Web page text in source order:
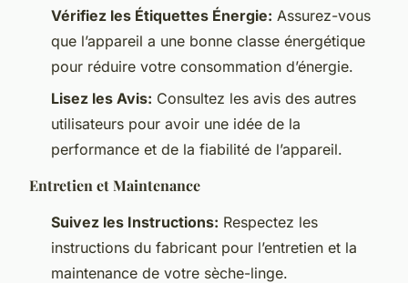
Vérifiez les Étiquettes Énergie: Assurez-vous
que l’appareil a une bonne classe énergétique
pour réduire votre consommation d’énergie.
Lisez les Avis: Consultez les avis des autres
utilisateurs pour avoir une idée de la
performance et de la fiabilité de l’appareil.
Entretien et Maintenance
Suivez les Instructions: Respectez les
instructions du fabricant pour l’entretien et la
maintenance de votre sèche-linge.